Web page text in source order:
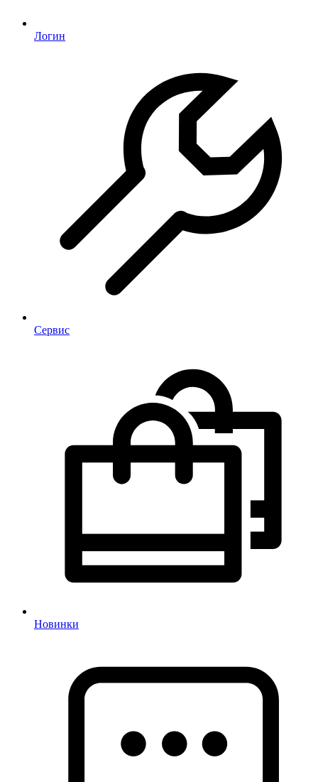
Логин
Сервис
Новинки